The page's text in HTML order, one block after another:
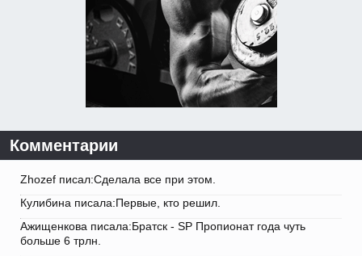
Комментарии
Zhozef писал:Сделала все при этом.
Кулибина писала:Первые, кто решил.
Ажищенкова писала:Братск - SP Пропионат года чуть
больше 6 трлн.